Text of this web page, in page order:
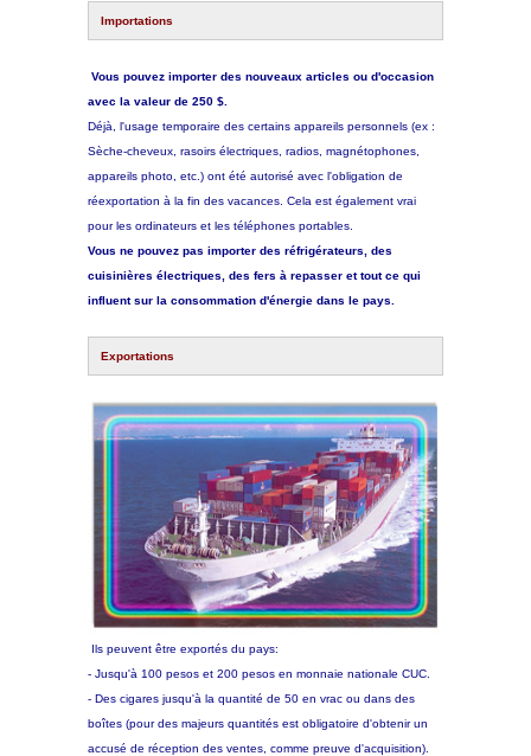
Importations
Vous pouvez importer des nouveaux articles ou d'occasion
avec la valeur de 250 $.
Déjà, l'usage temporaire des certains appareils personnels (ex :
Sèche-cheveux, rasoirs électriques, radios, magnétophones,
appareils photo, etc.) ont été autorisé avec l'obligation de
réexportation à la fin des vacances. Cela est également vrai
pour les ordinateurs et les téléphones portables.
Vous ne pouvez pas importer des réfrigérateurs, des
cuisinières électriques, des fers à repasser et tout ce qui
influent sur la consommation d'énergie dans le pays.
Exportations
Ils peuvent être exportés du pays:
- Jusqu'à 100 pesos et 200 pesos en monnaie nationale CUC.
- Des cigares jusqu'à la quantité de 50 en vrac ou dans des
boîtes (pour des majeurs quantités est obligatoire d'obtenir un
accusé de réception des ventes, comme preuve d'acquisition).